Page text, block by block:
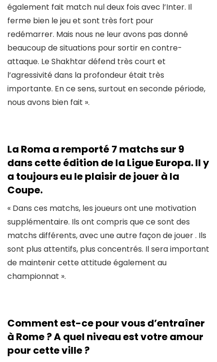
également fait match nul deux fois avec l’Inter. Il
ferme bien le jeu et sont très fort pour
redémarrer. Mais nous ne leur avons pas donné
beaucoup de situations pour sortir en contre-
attaque. Le Shakhtar défend très court et
l’agressivité dans la profondeur était très
importante. En ce sens, surtout en seconde période,
nous avons bien fait ».
La Roma a remporté 7 matchs sur 9
dans cette édition de la Ligue Europa. Il y
a toujours eu le plaisir de jouer à la
Coupe.
« Dans ces matchs, les joueurs ont une motivation
supplémentaire. Ils ont compris que ce sont des
matchs différents, avec une autre façon de jouer . Ils
sont plus attentifs, plus concentrés. Il sera important
de maintenir cette attitude également au
championnat ».
Comment est-ce pour vous d’entraîner
à Rome ? A quel niveau est votre amour
pour cette ville ?